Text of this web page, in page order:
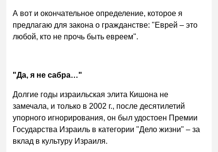
А вот и окончательное определение, которое я
предлагаю для закона о гражданстве: "Еврей – это
любой, кто не прочь быть евреем".
"Да, я не сабра…"
Долгие годы израильская элита Кишона не
замечала, и только в 2002 г., после десятилетий
упорного игнорирования, он был удостоен Премии
Государства Израиль в категории "Дело жизни" – за
вклад в культуру Израиля.